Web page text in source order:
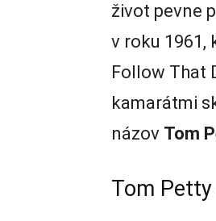
život pevne
v roku 1961,
Follow That
kamarátmi
názov Tom
Tom